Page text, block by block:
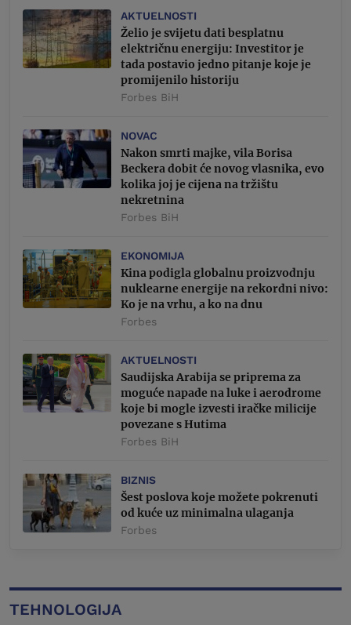
AKTUELNOSTI
Želio je svijetu dati besplatnu
električnu energiju: Investitor je
tada postavio jedno pitanje koje je
promijenilo historiju
Forbes BiH
NOVAC
Nakon smrti majke, vila Borisa
Beckera dobit će novog vlasnika, evo
kolika joj je cijena na tržištu
nekretnina
Forbes BiH
EKONOMIJA
Kina podigla globalnu proizvodnju
nuklearne energije na rekordni nivo:
Ko je na vrhu, a ko na dnu
Forbes
AKTUELNOSTI
Saudijska Arabija se priprema za
moguće napade na luke i aerodrome
koje bi mogle izvesti iračke milicije
povezane s Hutima
Forbes BiH
BIZNIS
Šest poslova koje možete pokrenuti
od kuće uz minimalna ulaganja
Forbes
TEHNOLOGIJA